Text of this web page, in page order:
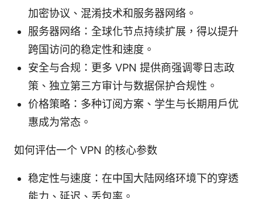
加密协议、混淆技术和服务器网络。
服务器网络：全球化节点持续扩展，得以提升
跨国访问的稳定性和速度。
安全与合规：更多 VPN 提供商强调零日志政
策、独立第三方审计与数据保护合规性。
价格策略：多种订阅方案、学生与长期用户优
惠成为常态。
如何评估一个 VPN 的核心参数
稳定性与速度：在中国大陆网络环境下的穿透